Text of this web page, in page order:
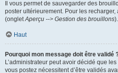
Il vous permet de sauvegarder des
poster ultérieurement. Pour les
(ongletAperçu --> Gestion des brouillons).
Haut
Pourquoi mon message doit être validé
L’administrateur peut avoir décidé que
vous postez nécessitent d’être validés